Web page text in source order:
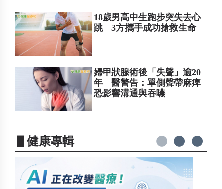
18歲男高中生跑步突失去心
跳 3方攜手成功搶救生命
婦甲狀腺術後「失聲」逾20
年 醫警告：單側聲帶麻痺
恐影響溝通與吞嚥
▋健康專輯